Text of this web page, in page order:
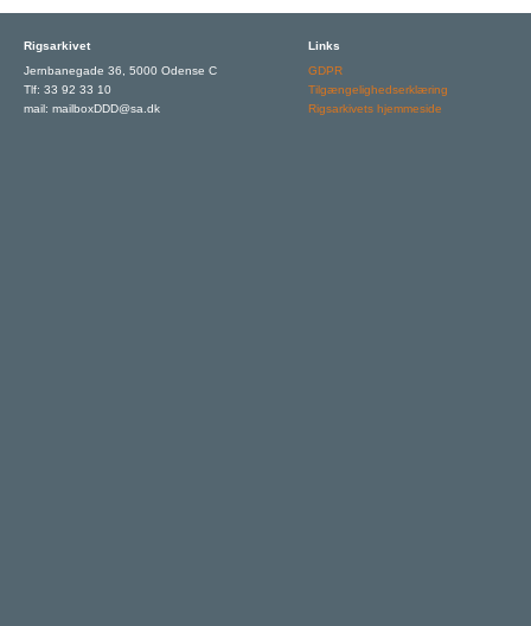
Rigsarkivet
Jernbanegade 36, 5000 Odense C
Tlf: 33 92 33 10
mail: mailboxDDD@sa.dk
Links
GDPR
Tilgængelighedserklæring
Rigsarkivets hjemmeside